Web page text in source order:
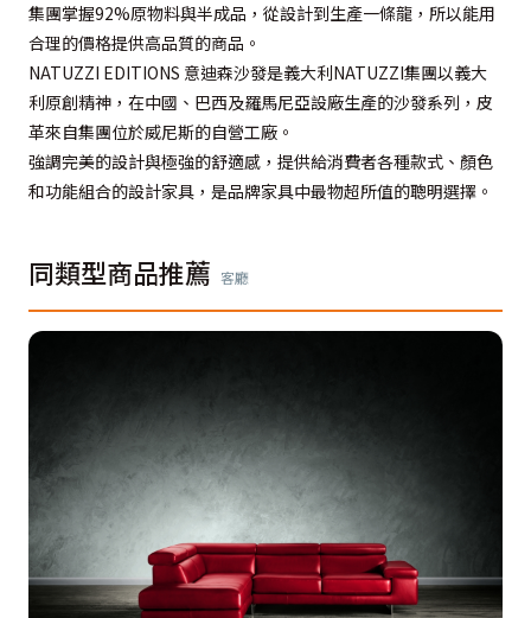
集團掌握92%原物料與半成品，從設計到生產一條龍，所以能用
合理的價格提供高品質的商品。
NATUZZI EDITIONS 意迪森沙發是義大利NATUZZI集團以義大
利原創精神，在中國、巴西及羅馬尼亞設廠生產的沙發系列，皮
革來自集團位於威尼斯的自營工廠。
強調完美的設計與極強的舒適感，提供給消費者各種款式、顏色
和功能組合的設計家具，是品牌家具中最物超所值的聰明選擇。
同類型商品推薦 客廳